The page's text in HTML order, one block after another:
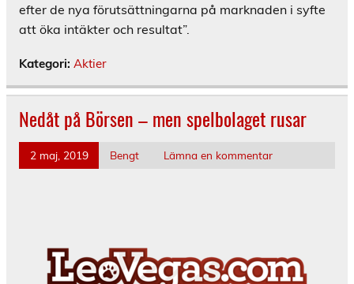
efter de nya förutsättningarna på marknaden i syfte
att öka intäkter och resultat”.
Kategori: Aktier
Nedåt på Börsen – men spelbolaget rusar
2 maj, 2019 Bengt Lämna en kommentar